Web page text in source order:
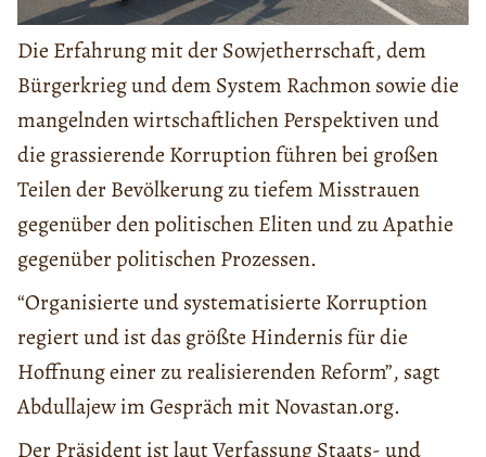
Die Erfahrung mit der Sowjetherrschaft, dem
Bürgerkrieg und dem System Rachmon sowie die
mangelnden wirtschaftlichen Perspektiven und
die grassierende Korruption führen bei großen
Teilen der Bevölkerung zu tiefem Misstrauen
gegenüber den politischen Eliten und zu Apathie
gegenüber politischen Prozessen.
“Organisierte und systematisierte Korruption
regiert und ist das größte Hindernis für die
Hoffnung einer zu realisierenden Reform”, sagt
Abdullajew im Gespräch mit Novastan.org.
Der Präsident ist laut Verfassung Staats- und